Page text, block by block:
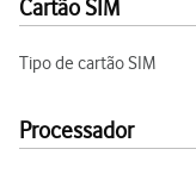
Cartão SIM
Tipo de cartão SIM
Processador